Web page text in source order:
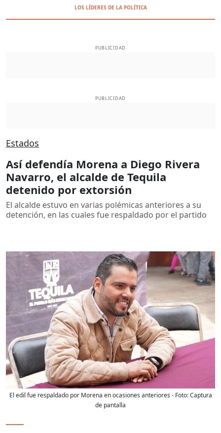
LOS LÍDERES DE LA POLÍTICA
PUBLICIDAD
PUBLICIDAD
Estados
Así defendía Morena a Diego Rivera
Navarro, el alcalde de Tequila
detenido por extorsión
El alcalde estuvo en varias polémicas anteriores a su
detención, en las cuales fue respaldado por el partido
El edil fue respaldado por Morena en ocasiones anteriores - Foto:Captura
de pantalla